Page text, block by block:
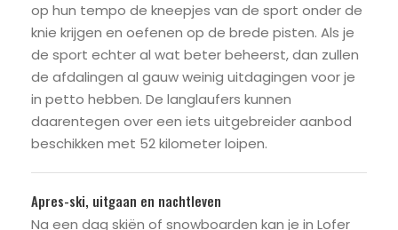
op hun tempo de kneepjes van de sport onder de
knie krijgen en oefenen op de brede pisten. Als je
de sport echter al wat beter beheerst, dan zullen
de afdalingen al gauw weinig uitdagingen voor je
in petto hebben. De langlaufers kunnen
daarentegen over een iets uitgebreider aanbod
beschikken met 52 kilometer loipen.
Apres-ski, uitgaan en nachtleven
Na een dag skiën of snowboarden kan je in Lofer